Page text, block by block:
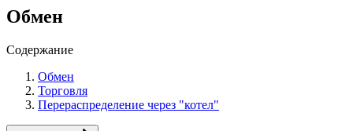
Обмен
Содержание
Обмен
Торговля
Перераспределение через "котел"